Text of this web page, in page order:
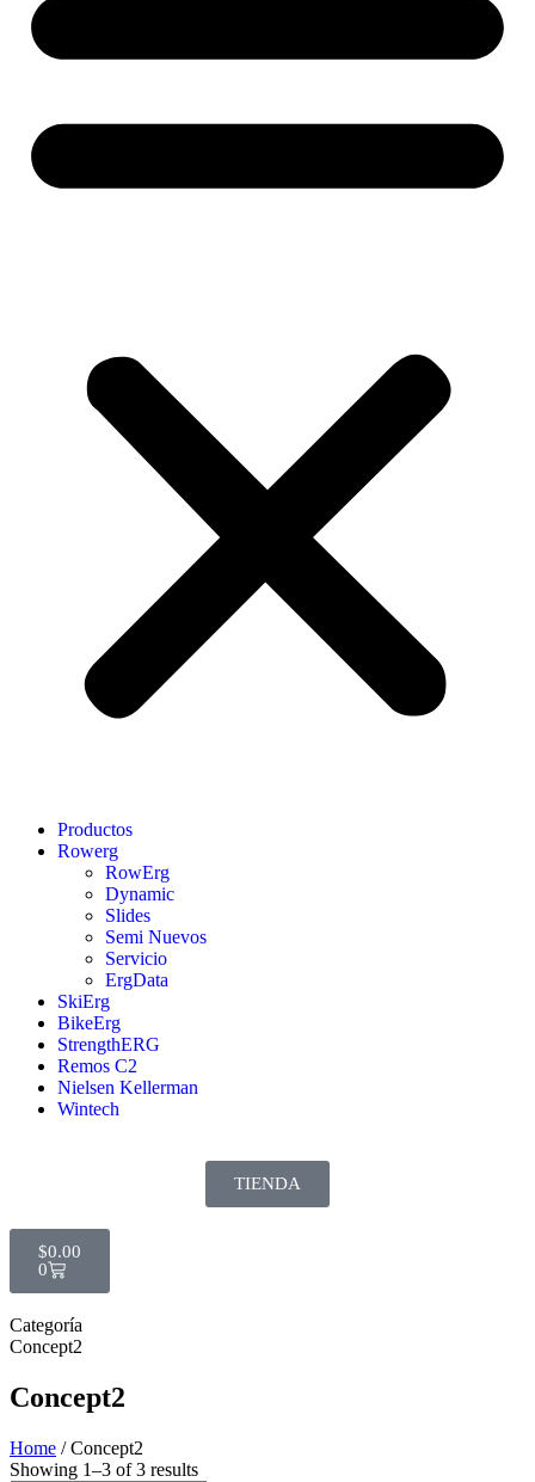
Productos
Rowerg
RowErg
Dynamic
Slides
Semi Nuevos
Servicio
ErgData
SkiErg
BikeErg
StrengthERG
Remos C2
Nielsen Kellerman
Wintech
TIENDA
$0.00
0
Categoría
Concept2
Concept2
Home / Concept2
Showing 1–3 of 3 results